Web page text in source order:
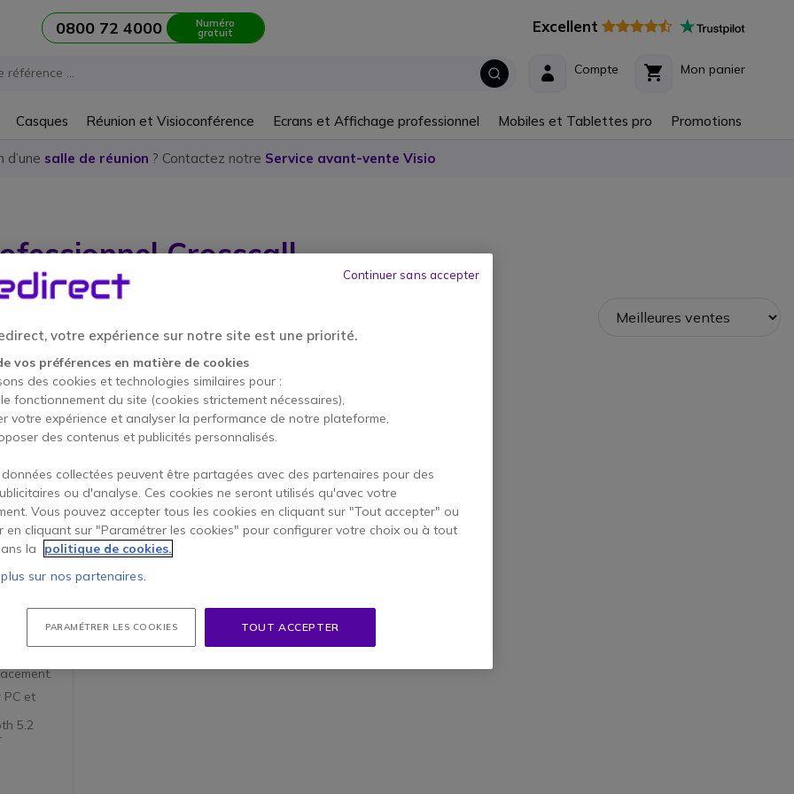
0800 72 4000 Numéro
gratuit Excellent
Mon panier
Compte
Casques Réunion et Visioconférence Ecrans et Affichage professionnel Mobiles et Tablettes pro Promotions
d’une salle de réunion ? Contactez notre Service avant-vente Visio
Crosscall
V2
Core-
étui
durci
PC et
5.2
votre expérience sur notre site est une priorité.
vos préférences en matière de cookies
des cookies et technologies similaires pour :
fonctionnement du site (cookies strictement nécessaires),
votre expérience et analyser la performance de notre plateforme,
des contenus et publicités personnalisés.
collectées peuvent être partagées avec des partenaires pour des
ou d'analyse. Ces cookies ne seront utilisés qu'avec votre
Vous pouvez accepter tous les cookies en cliquant sur "Tout accepter" ou
en cliquant sur "Paramétrer les cookies" pour configurer votre choix ou à tout
la
politique de cookies.
sur nos partenaires.
PARAMÉTRER LES COOKIES TOUT ACCEPTER
Continuer sans accepter